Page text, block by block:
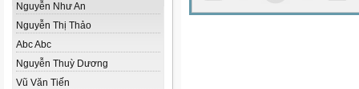
Nguyễn Như An
Nguyễn Thị Thảo
Abc Abc
Nguyễn Thuỳ Dương
Vũ Văn Tiến